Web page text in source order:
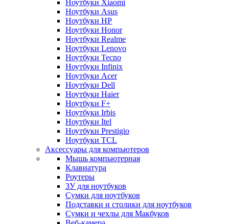
Ноутбуки Xiaomi
Ноутбуки Asus
Ноутбуки HP
Ноутбуки Honor
Ноутбуки Realme
Ноутбуки Lenovo
Ноутбуки Tecno
Ноутбуки Infinix
Ноутбуки Acer
Ноутбуки Dell
Ноутбуки Haier
Ноутбуки F+
Ноутбуки Irbis
Ноутбуки Itel
Ноутбуки Prestigio
Ноутбуки TCL
Аксессуары для компьютеров
Мышь компьютерная
Клавиатура
Роутеры
ЗУ для ноутбуков
Сумки для ноутбуков
Подставки и столики для ноутбуков
Сумки и чехлы для Макбуков